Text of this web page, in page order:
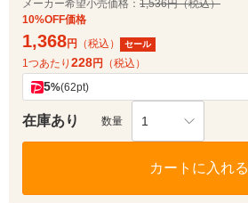
メーカー希望小売価格： 1,536円（税込）
10%OFF価格
1,368円 （税込） セール
1つあたり 228円 （税込）
5%(62pt)
在庫あり 数量 1
カートに入れる